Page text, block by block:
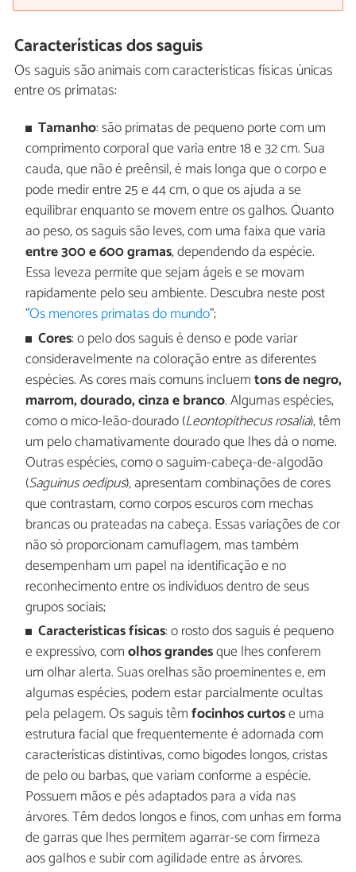
Características dos saguis
Os saguis são animais com características físicas únicas
entre os primatas:
Tamanho: são primatas de pequeno porte com um
comprimento corporal que varia entre 18 e 32 cm. Sua
cauda, que não é preênsil, é mais longa que o corpo e
pode medir entre 25 e 44 cm, o que os ajuda a se
equilibrar enquanto se movem entre os galhos. Quanto
ao peso, os saguis são leves, com uma faixa que varia
entre 300 e 600 gramas, dependendo da espécie.
Essa leveza permite que sejam ágeis e se movam
rapidamente pelo seu ambiente. Descubra neste post
"Os menores primatas do mundo";
Cores: o pelo dos saguis é denso e pode variar
consideravelmente na coloração entre as diferentes
espécies. As cores mais comuns incluemtons de negro,
marrom, dourado, cinza e branco. Algumas espécies,
como o mico-leão-dourado (Leontopithecus rosalia), têm
um pelo chamativamente dourado que lhes dá o nome.
Outras espécies, como o saguim-cabeça-de-algodão
(Saguinus oedipus), apresentam combinações de cores
que contrastam, como corpos escuros com mechas
brancas ou prateadas na cabeça. Essas variações de cor
não só proporcionam camuflagem, mas também
desempenham um papel na identificação e no
reconhecimento entre os indivíduos dentro de seus
grupos sociais;
Características físicas: o rosto dos saguis é pequeno
e expressivo, comolhos grandesque lhes conferem
um olhar alerta. Suas orelhas são proeminentes e, em
algumas espécies, podem estar parcialmente ocultas
pela pelagem. Os saguis têmfocinhos curtose uma
estrutura facial que frequentemente é adornada com
características distintivas, como bigodes longos, cristas
de pelo ou barbas, que variam conforme a espécie.
Possuem mãos e pés adaptados para a vida nas
árvores. Têm dedos longos e finos, com unhas em forma
de garras que lhes permitem agarrar-se com firmeza
aos galhos e subir com agilidade entre as árvores.